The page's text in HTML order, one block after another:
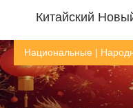
Китайский
Национальные |